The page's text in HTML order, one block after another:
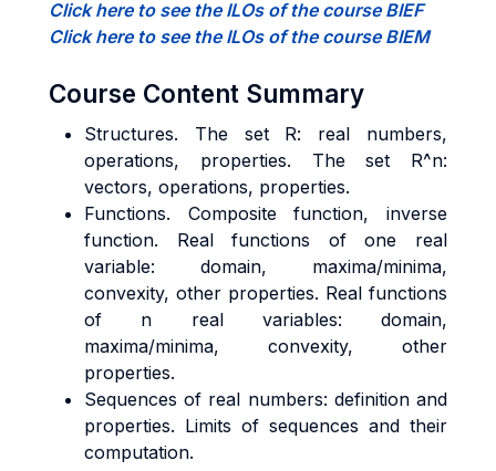
Click here to see the ILOs of the course BIEF
Click here to see the ILOs of the course BIEM
Course Content Summary
Structures. The set R: real numbers,
operations, properties. The set R^n:
vectors, operations, properties.
Functions. Composite function, inverse
function. Real functions of one real
variable: domain, maxima/minima,
convexity, other properties. Real functions
of n real variables: domain,
maxima/minima, convexity, other
properties.
Sequences of real numbers: definition and
properties. Limits of sequences and their
computation.